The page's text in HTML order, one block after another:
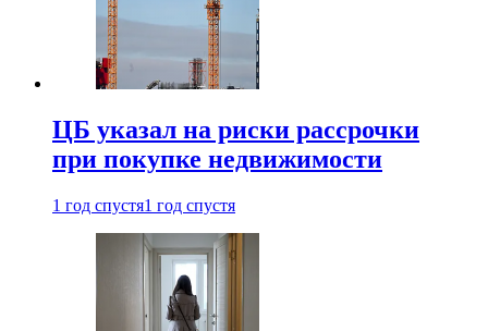
ЦБ указал на риски рассрочки
при покупке недвижимости
1 год спустя1 год спустя